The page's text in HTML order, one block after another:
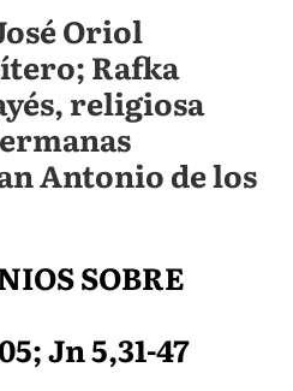
Oriol
Rafka
religiosa
Antonio de los
SOBRE
Jn 5,31-47